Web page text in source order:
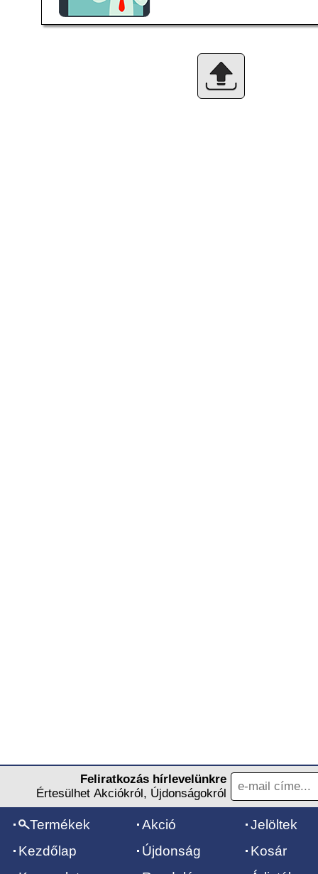
Feliratkozás hírlevelünkre
Értesülhet Akciókról, Újdonságokról
Termékek
Kezdőlap
Akció
Újdonság
Jelöltek
Kosár